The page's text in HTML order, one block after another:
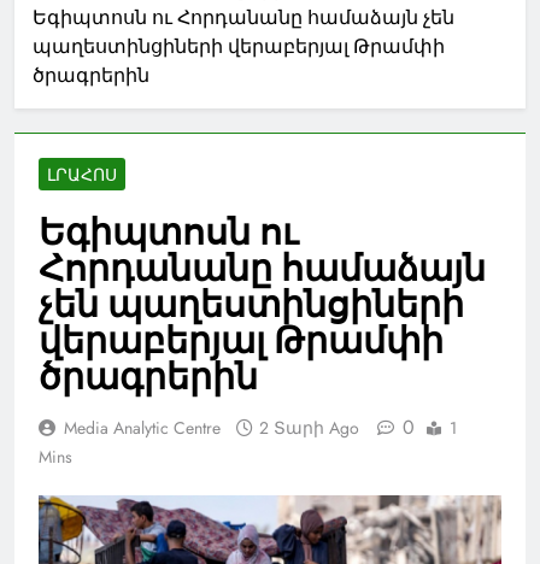
Եգիպտոսն ու Հորդանանը համաձայն չեն
պաղեստինցիների վերաբերյալ Թրամփի
ծրագրերին
ԼՐԱՀՈՍ
Եգիպտոսն ու
Հորդանանը համաձայն
չեն պաղեստինցիների
վերաբերյալ Թրամփի
ծրագրերին
Media Analytic Centre 2 Տարի Ago 0
1
Mins